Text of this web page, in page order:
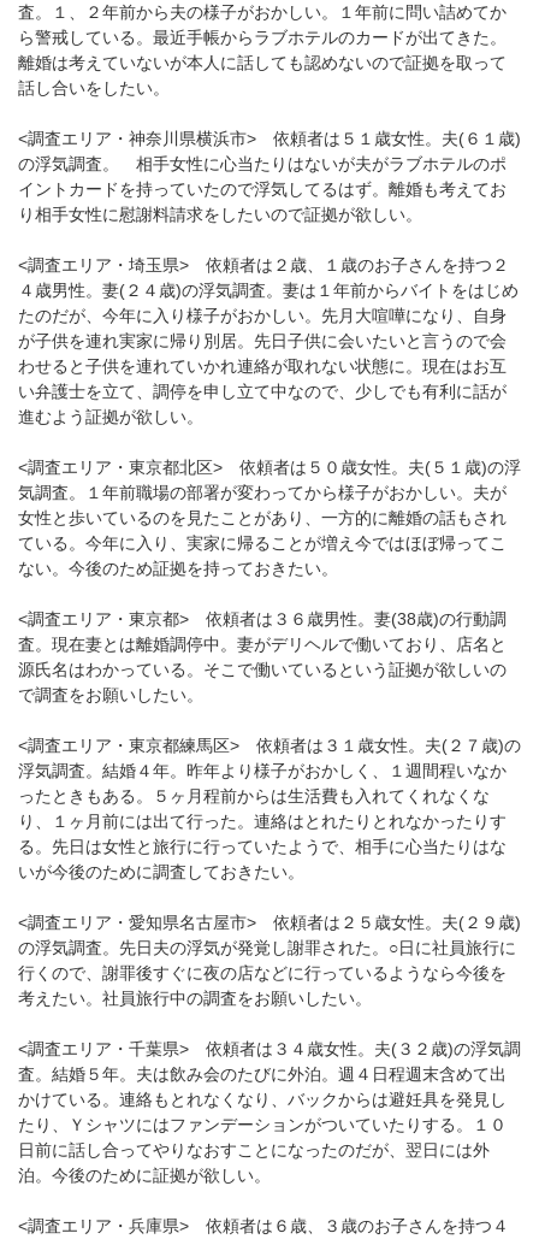
査。１、２年前から夫の様子がおかしい。１年前に問い詰めてか
ら警戒している。最近手帳からラブホテルのカードが出てきた。
離婚は考えていないが本人に話しても認めないので証拠を取って
話し合いをしたい。
<調査エリア・神奈川県横浜市> 依頼者は５１歳女性。夫(６１歳)
の浮気調査。 相手女性に心当たりはないが夫がラブホテルのポ
イントカードを持っていたので浮気してるはず。離婚も考えてお
り相手女性に慰謝料請求をしたいので証拠が欲しい。
<調査エリア・埼玉県> 依頼者は２歳、１歳のお子さんを持つ２
４歳男性。妻(２４歳)の浮気調査。妻は１年前からバイトをはじめ
たのだが、今年に入り様子がおかしい。先月大喧嘩になり、自身
が子供を連れ実家に帰り別居。先日子供に会いたいと言うので会
わせると子供を連れていかれ連絡が取れない状態に。現在はお互
い弁護士を立て、調停を申し立て中なので、少しでも有利に話が
進むよう証拠が欲しい。
<調査エリア・東京都北区> 依頼者は５０歳女性。夫(５１歳)の浮
気調査。１年前職場の部署が変わってから様子がおかしい。夫が
女性と歩いているのを見たことがあり、一方的に離婚の話もされ
ている。今年に入り、実家に帰ることが増え今ではほぼ帰ってこ
ない。今後のため証拠を持っておきたい。
<調査エリア・東京都> 依頼者は３６歳男性。妻(38歳)の行動調
査。現在妻とは離婚調停中。妻がデリヘルで働いており、店名と
源氏名はわかっている。そこで働いているという証拠が欲しいの
で調査をお願いしたい。
<調査エリア・東京都練馬区> 依頼者は３１歳女性。夫(２７歳)の
浮気調査。結婚４年。昨年より様子がおかしく、１週間程いなか
ったときもある。５ヶ月程前からは生活費も入れてくれなくな
り、１ヶ月前には出て行った。連絡はとれたりとれなかったりす
る。先日は女性と旅行に行っていたようで、相手に心当たりはな
いが今後のために調査しておきたい。
<調査エリア・愛知県名古屋市> 依頼者は２５歳女性。夫(２９歳)
の浮気調査。先日夫の浮気が発覚し謝罪された。○日に社員旅行に
行くので、謝罪後すぐに夜の店などに行っているようなら今後を
考えたい。社員旅行中の調査をお願いしたい。
<調査エリア・千葉県> 依頼者は３４歳女性。夫(３２歳)の浮気調
査。結婚５年。夫は飲み会のたびに外泊。週４日程週末含めて出
かけている。連絡もとれなくなり、バックからは避妊具を発見し
たり、Ｙシャツにはファンデーションがついていたりする。１０
日前に話し合ってやりなおすことになったのだが、翌日には外
泊。今後のために証拠が欲しい。
<調査エリア・兵庫県> 依頼者は６歳、３歳のお子さんを持つ４